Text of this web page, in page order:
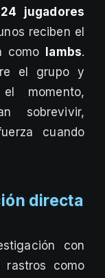
24 jugadores
reciben el
como lambs.
el grupo y
momento,
sobrevivir,
cuando
directa
con
rastros como